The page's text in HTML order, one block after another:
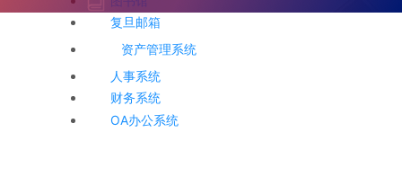
复旦邮箱
资产管理系统
人事系统
财务系统
OA办公系统